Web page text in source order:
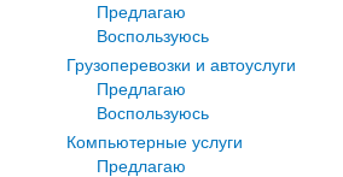
Предлагаю
Воспользуюсь
Грузоперевозки и автоуслуги
Предлагаю
Воспользуюсь
Компьютерные услуги
Предлагаю